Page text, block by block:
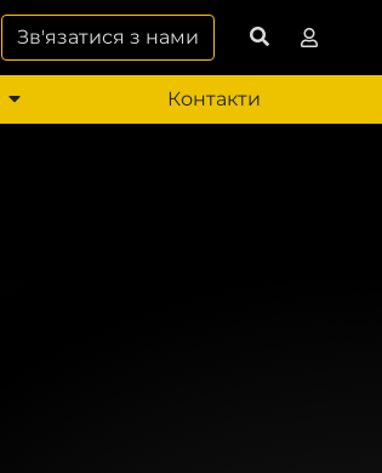
Зв'язатися з нами
Контакти